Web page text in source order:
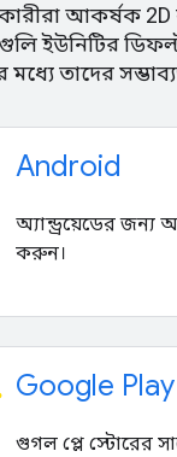
আকর্ষক 2D
ইউনিটির
মধ্যে তাদের
Android
অ্যান্ড্রয়েডের
করুন।
Google Play
গুগল প্লে স্টোরের